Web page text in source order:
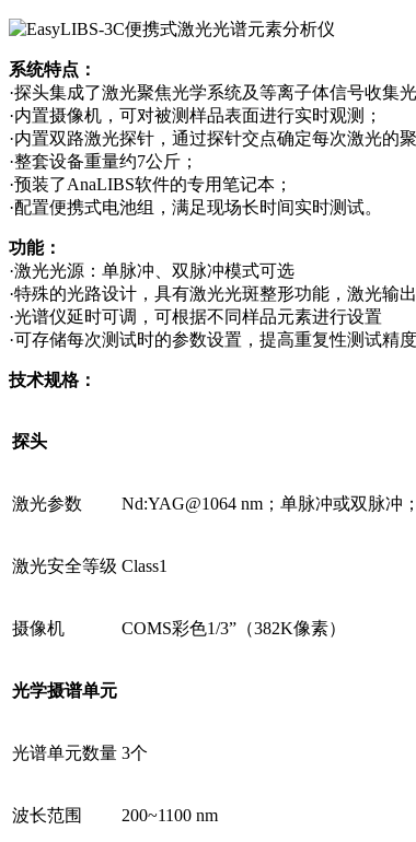
系统特点：
·探头集成了激光聚焦光学系统及等离子体信号收集光
·内置摄像机，可对被测样品表面进行实时观测；
·内置双路激光探针，通过探针交点确定每次激光的
·整套设备重量约7公斤；
·预装了AnaLIBS软件的专用笔记本；
·配置便携式电池组，满足现场长时间实时测试。
功能：
·激光光源：单脉冲、双脉冲模式可选
·特殊的光路设计，具有激光光斑整形功能，激光输
·光谱仪延时可调，可根据不同样品元素进行设置
·可存储每次测试时的参数设置，提高重复性测试精度
技术规格：
探头
激光参数 Nd:YAG@1064 nm；单脉冲或双脉冲
激光安全等级 Class1
摄像机 COMS彩色1/3”（382K像素）
光学摄谱单元
光谱单元数量 3个
波长范围 200~1100 nm